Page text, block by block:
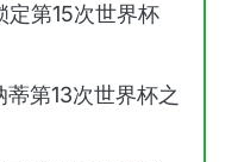
定第15次世界杯
蒂第13次世界杯之